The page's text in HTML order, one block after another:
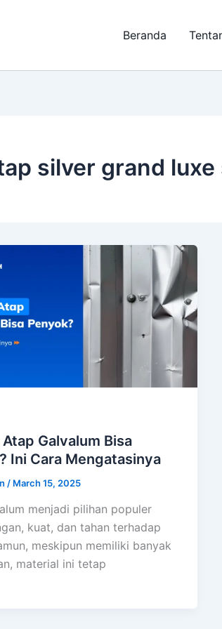
Beranda
silver grand
Galvalum Bisa
Ini Cara Mengatasinya
/ March 15, 2025
menjadi pilihan populer
kuat, dan tahan terhadap
meskipun memiliki banyak
material ini tetap